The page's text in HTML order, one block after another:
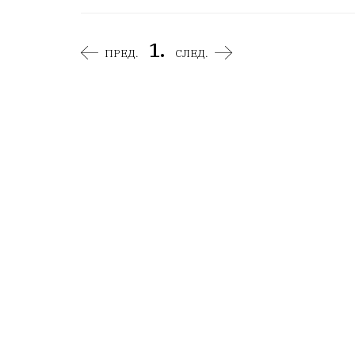
ПРЕД. 1. СЛЕД.